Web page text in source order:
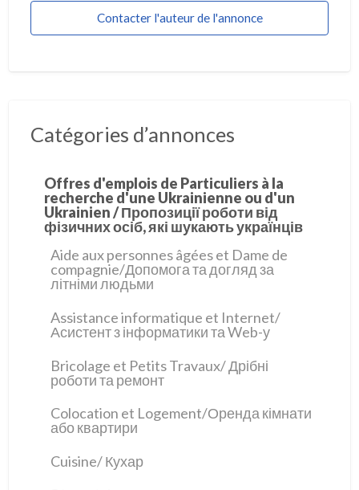
Contacter l'auteur de l'annonce
Catégories d’annonces
Offres d'emplois de Particuliers à la
recherche d'une Ukrainienne ou d'un
Ukrainien / Пропозиції роботи від
фізичних осіб, які шукають українців
Aide aux personnes âgées et Dame de
compagnie/Допомога та догляд за
літніми людьми
Assistance informatique et Internet/
Асистент з інформатики та Web-у
Bricolage et Petits Travaux/ Дрібні
роботи та ремонт
Colocation et Logement/Оренда кімнати
або квартири
Cuisine/ Кухар